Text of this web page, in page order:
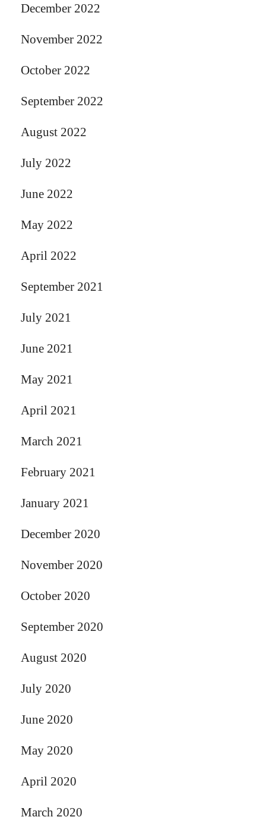
December 2022
November 2022
October 2022
September 2022
August 2022
July 2022
June 2022
May 2022
April 2022
September 2021
July 2021
June 2021
May 2021
April 2021
March 2021
February 2021
January 2021
December 2020
November 2020
October 2020
September 2020
August 2020
July 2020
June 2020
May 2020
April 2020
March 2020